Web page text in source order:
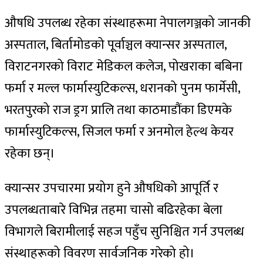
औषधि उपलब्ध रहेका संस्थाहरूमा नेपालगञ्जको जानकी
अस्पताल, बिर्तामोडको पूर्वाञ्चल क्यान्सर अस्पताल,
विराटनगरको विराट मेडिकल कलेज, पोखराका बबिना
फर्मा र मल्ल फार्मास्युटिकल्स, धरानको पुनम फार्मेसी,
भरतपुरको राज ड्रग प्रालि तथा काठमाडौंका डिएमके
फार्मास्युटिकल्स, सिजल फर्मा र अनमोल हेल्थ केयर
रहेका छन्।
क्यान्सर उपचारमा प्रयोग हुने औषधिको आपूर्ति र
उपलब्धताबारे विभिन्न तहमा चासो बढिरहेका बेला
विभागले बिरामीलाई सहज पहुँच सुनिश्चित गर्न उपलब्ध
संस्थाहरूको विवरण सार्वजनिक गरेको हो।